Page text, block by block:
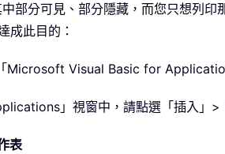
部分可見、部分隱藏，而您只想列
成此目的：
Microsoft Visual Basic for
」視窗中，請點選「插入」>
表